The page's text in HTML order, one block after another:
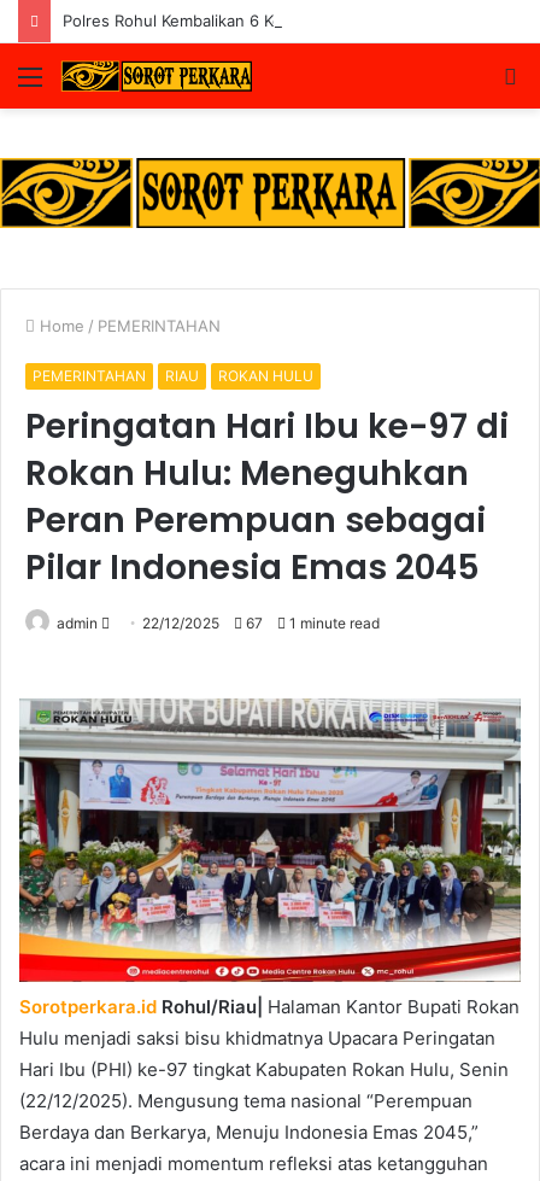
Menu
Home / PEMERINTAHAN
PEMERINTAHAN RIAU ROKAN HULU
Peringatan Hari Ibu ke-97 di
Rokan Hulu: Meneguhkan
Peran Perempuan sebagai
Pilar Indonesia Emas 2045
admin
Send 22/12/2025 67 1 minute read
Sorotperkara.id ​Rohul/Riau| Halaman Kantor Bupati Rokan
Hulu menjadi saksi bisu khidmatnya Upacara Peringatan
Hari Ibu (PHI) ke-97 tingkat Kabupaten Rokan Hulu, Senin
(22/12/2025). Mengusung tema nasional “Perempuan
Berdaya dan Berkarya, Menuju Indonesia Emas 2045,”
acara ini menjadi momentum refleksi atas ketangguhan